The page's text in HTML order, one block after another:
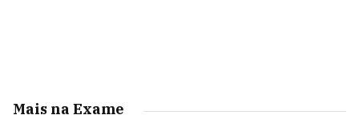
Mais na Exame